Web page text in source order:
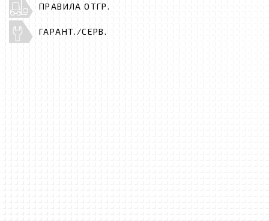
ПРАВИЛА ОТГР.
ГАРАНТ./СЕРВ.